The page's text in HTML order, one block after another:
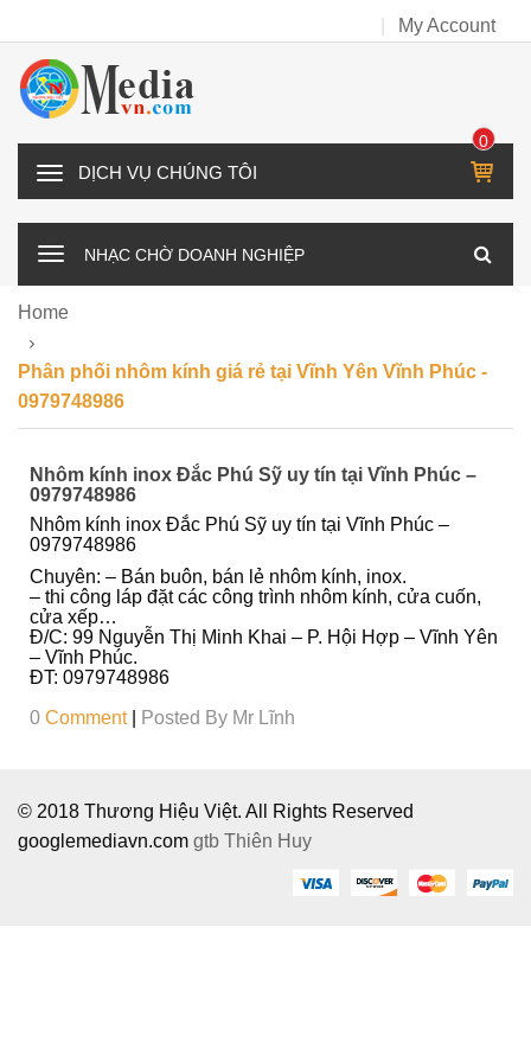
My Account
D
H
G
T
Ô
0
IT
M
NHẠC CHỜ DOANH NGHIỆP
Home
Phân phối nhôm kính giá rẻ tại Vĩnh Yên Vĩnh Phúc -
0979748986
Nhôm kính inox Đắc Phú Sỹ uy tín tại Vĩnh Phúc –
0979748986
Nhôm kính inox Đắc Phú Sỹ uy tín tại Vĩnh Phúc –
0979748986
Chuyên: – Bán buôn, bán lẻ nhôm kính, inox.
– thi công láp đặt các công trình nhôm kính, cửa cuốn,
cửa xếp…
Đ/C: 99 Nguyễn Thị Minh Khai – P. Hội Hợp – Vĩnh Yên
– Vĩnh Phúc.
ĐT: 0979748986
0 Comment Posted By Mr Lĩnh
© 2018 Thương Hiệu Việt. All Rights Reserved
googlemediavn.com gtb Thiên Huy